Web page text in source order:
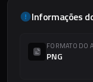
Informações
FORMATO DO
PNG